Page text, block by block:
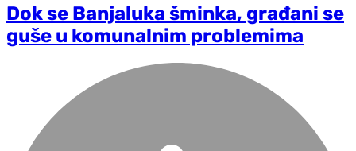
Dok se Banjaluka šminka, građani se
guše u komunalnim problemima